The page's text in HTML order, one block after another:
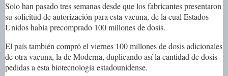
Solo han pasado tres semanas desde que los fabricantes presentaron
su solicitud de autorización para esta vacuna, de la cual Estados
Unidos había precomprado 100 millones de dosis.
El país también compró el viernes 100 millones de dosis adicionales
de otra vacuna, la de Moderna, duplicando así la cantidad de dosis
pedidas a esta biotecnología estadounidense.